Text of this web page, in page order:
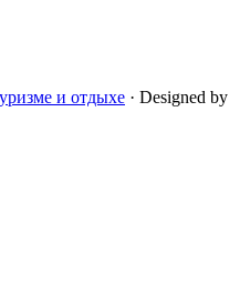
и отдыхе · Designed by